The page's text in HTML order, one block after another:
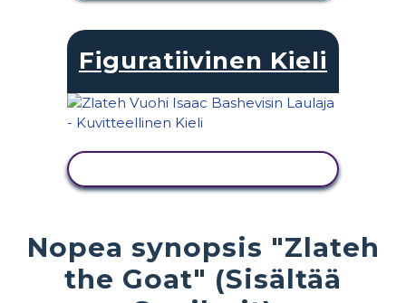
Figuratiivinen Kieli
Nopea synopsis "Zlateh
the Goat" (Sisältää